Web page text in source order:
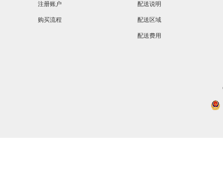
注册账户
购买流程
配送说明
配送区域
配送费用